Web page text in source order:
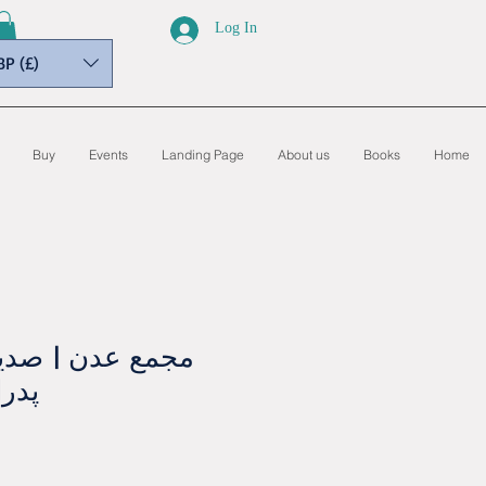
Log In
(£)
Home
Books
About us
Landing Page
Events
Buy
مجمع عدن |